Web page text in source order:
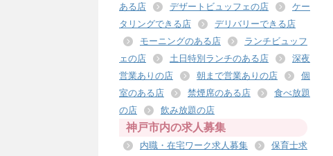
ある店
デザートビュッフェの店
ケー
タリングできる店
デリバリーできる店
モーニングのある店
ランチビュッフ
ェの店
土日特別ランチのある店
深夜
営業ありの店
朝まで営業ありの店
個
室のある店
禁煙席のある店
食べ放題
の店
飲み放題の店
神戸市内の求人募集
内職・在宅ワーク求人募集
保育士求